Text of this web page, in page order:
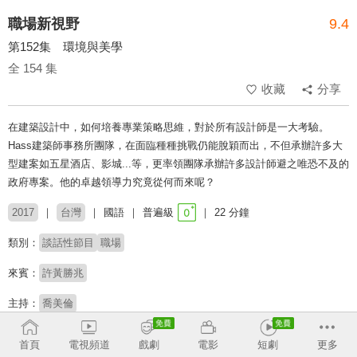
職場新視野 9.4
第152集 環境與美學
全 154 集
收藏
分享
在建築設計中，如何培養專業策略思維，對於所有設計師是一大考驗。
Hass建築師事務所團隊，在面臨種種挑戰仍能脫穎而出，不但承辦許多大
型建案如五星酒店、影城...等，更率領團隊承辦許多設計師避之唯恐不及的
政府專案。他的卓越領導力究竟從何而來呢？
2017 台灣 國語 普遍級 22 分鐘
類別： 談話性節目 職場
來賓： 許黃勝兆
主持： 喬美倫
首頁 電視頻道 戲劇 電影 短劇 更多